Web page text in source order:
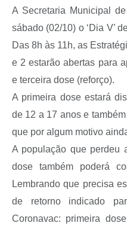
Ouvidoria
Contratos
Notícias
Links
Serviços Online
A Prefeitura
Serviço de Informação ao
A Secretaria Municipal
sábado (02/10) o ‘Dia V’
Das 8h às 11h, as
e 2 estarão abertas para
e terceira dose (reforço).
A primeira dose estará
de 12 a 17 anos e
que por algum motivo
A população que perdeu
dose também poderá
Lembrando que precisa
de retorno indicado
Coronavac: primeira